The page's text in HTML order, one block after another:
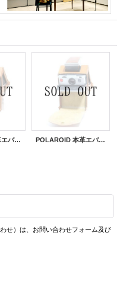
POLAROID 本革エバーレディーケース POLAROID 本革エバーレディーケース
せ）は、お問い合わせフォーム及び